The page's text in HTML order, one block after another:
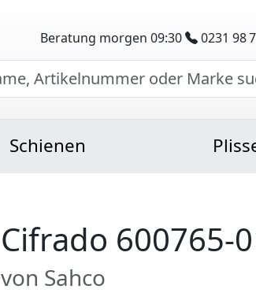
Beratung morgen 09:30 0231 98
Schienen
Cifrado 600765-
von Sahco